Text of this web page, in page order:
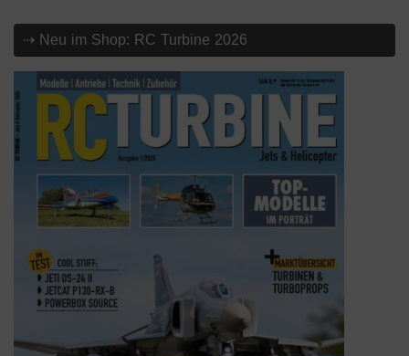
⇢ Neu im Shop: RC Turbine 2026